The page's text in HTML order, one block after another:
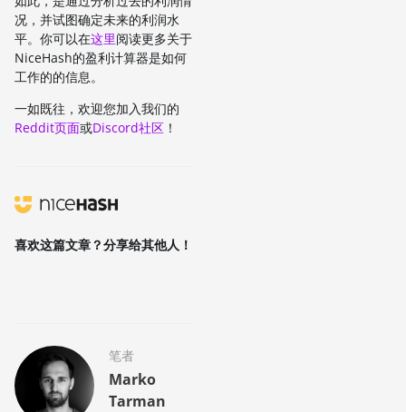
况，并试图确定未来的利润水
平。你可以在这里阅读更多关于
NiceHash的盈利计算器是如何
工作的的信息。
一如既往，欢迎您加入我们的
Reddit页面或Discord社区 ！
喜欢这篇文章？分享给其他人！
笔者
Marko
Tarman